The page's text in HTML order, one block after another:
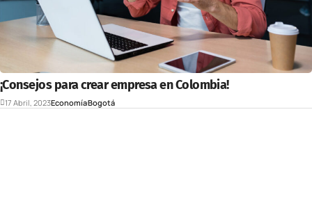
¡Consejos para crear empresa en Colombia!
17 Abril, 2023EconomíaBogotá